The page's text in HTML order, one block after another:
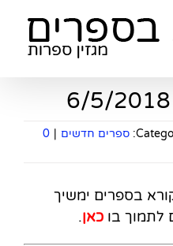
ספרים חדשים |
0
בספרים ימשיך
לתמוך בו כאן.